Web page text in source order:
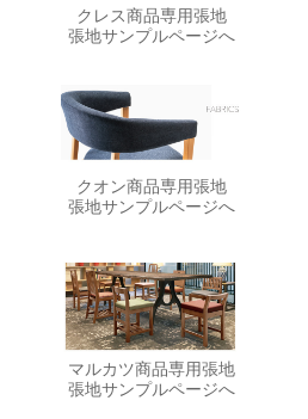
クレス商品専用張地
張地サンプルページへ
クオン商品専用張地
張地サンプルページへ
マルカツ商品専用張地
張地サンプルページへ